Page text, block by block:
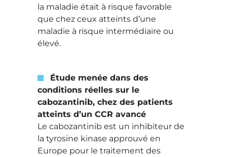
la maladie était à risque favorable
que chez ceux atteints d’une
maladie à risque intermédiaire ou
élevé.
Étude menée dans des
conditions réelles sur le
cabozantinib, chez des patients
atteints d’un CCR avancé
Le cabozantinib est un inhibiteur de
la tyrosine kinase approuvé en
Europe pour le traitement des